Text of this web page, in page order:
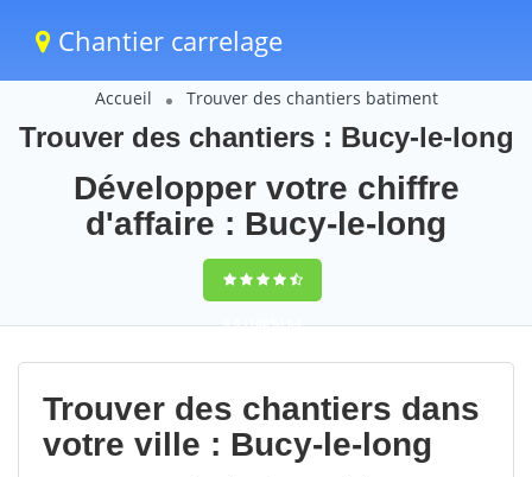
Chantier carrelage
Accueil Trouver des chantiers batiment
Trouver des chantiers : Bucy-le-long
Développer votre chiffre
d'affaire : Bucy-le-long
9,5(100%)64
votes
Trouver des chantiers dans
votre ville : Bucy-le-long